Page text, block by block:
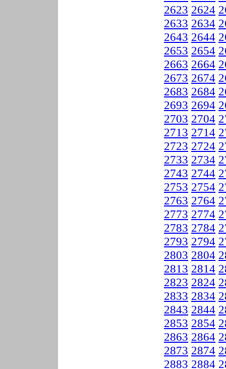
2623 2624
2633 2634
2643 2644
2653 2654
2663 2664
2673 2674
2683 2684
2693 2694
2703 2704
2713 2714
2723 2724
2733 2734
2743 2744
2753 2754
2763 2764
2773 2774
2783 2784
2793 2794
2803 2804
2813 2814
2823 2824
2833 2834
2843 2844
2853 2854
2863 2864
2873 2874
2883 2884